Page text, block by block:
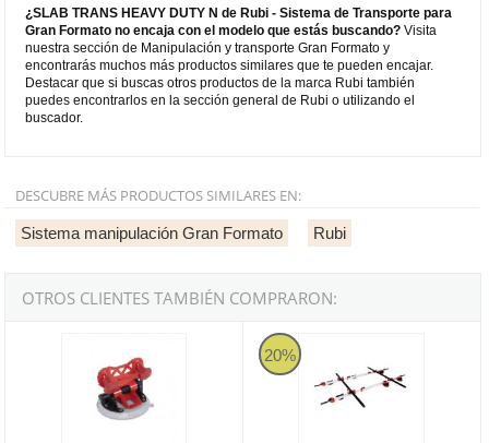
¿SLAB TRANS HEAVY DUTY N de Rubi - Sistema de Transporte para
Gran Formato no encaja con el modelo que estás buscando? Visita
nuestra sección de Manipulación y transporte Gran Formato y
encontrarás muchos más productos similares que te pueden encajar.
Destacar que si buscas otros productos de la marca Rubi también
puedes encontrarlos en la sección general de Rubi o utilizando el
buscador.
DESCUBRE MÁS PRODUCTOS SIMILARES EN:
Sistema manipulación Gran Formato Rubi
OTROS CLIENTES TAMBIÉN COMPRARON:
Suplemento ventosa vacío SLAB TRANS HEAVY DUTY N Rubi
20%
ERGO TILE TRANS con